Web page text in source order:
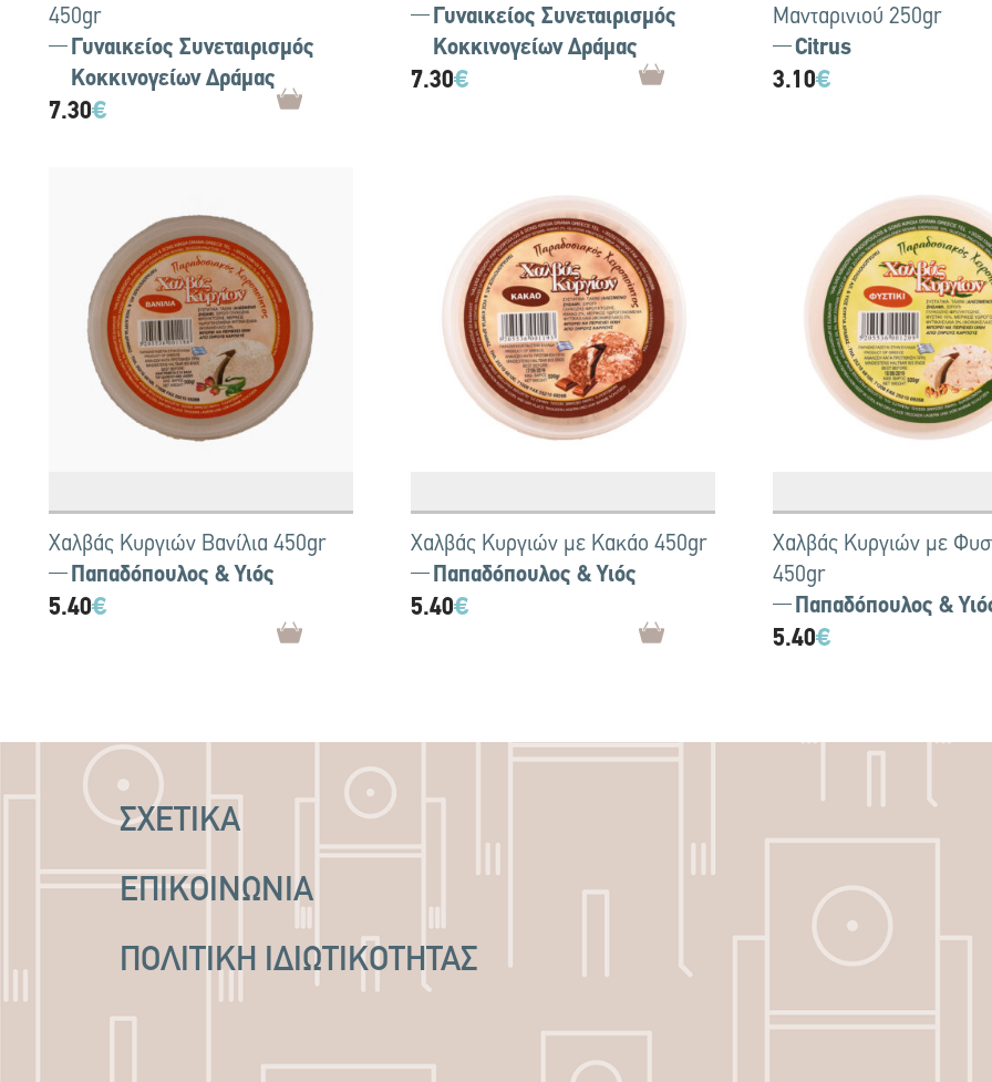
450gr
Γυναικείος Συνεταιρισμός
Κοκκινογείων Δράμας
7.30€
Γυναικείος Συνεταιρισμός
Κοκκινογείων Δράμας
7.30€
Μανταρινιού 250gr
Citrus
3.10€
Χαλβάς Κυργιών Βανίλια 450gr
Παπαδόπουλος & Υιός
5.40€
Χαλβάς Κυργιών με Κακάο 450gr
Παπαδόπουλος & Υιός
5.40€
Χαλβάς Κυργιών με
450gr
Παπαδόπουλος &
5.40€
ΣΧΕΤΙΚΑ
ΕΠΙΚΟΙΝΩΝΙΑ
ΠΟΛΙΤΙΚΉ ΙΔΙΩΤΙΚΌΤΗΤΑΣ